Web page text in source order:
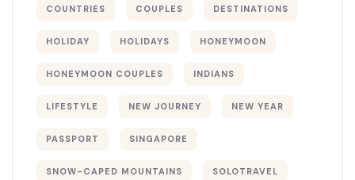
COUNTRIES COUPLES DESTINATIONS
HOLIDAY HOLIDAYS HONEYMOON
HONEYMOON COUPLES INDIANS
LIFESTYLE NEW JOURNEY NEW YEAR
PASSPORT SINGAPORE
SNOW-CAPED MOUNTAINS SOLOTRAVEL